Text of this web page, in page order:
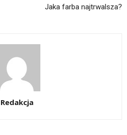
Jaka farba najtrwalsza?
Redakcja